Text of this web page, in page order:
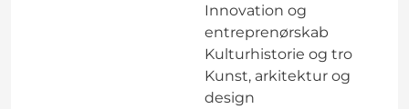
Innovation og
entreprenørskab
Kulturhistorie og tro
Kunst, arkitektur og
design